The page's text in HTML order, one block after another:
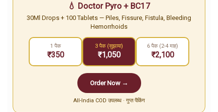
💧 Doctor Pyro + BC17
30Ml Drops + 100 Tablets — Piles, Fissure, Fistula, Bleeding
Hemorrhoids
1 पैक
₹350
3 पैक (सुझाया)
₹1,050
6 पैक (2-4 माह)
₹2,100
Order Now →
All-India COD उपलब्ध · गुप्त पैकिंग